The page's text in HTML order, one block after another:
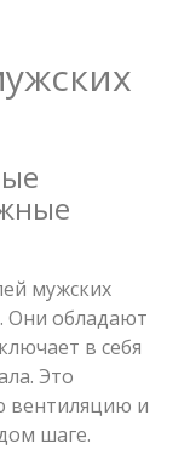
мужских
Они обладают
в себя
Это
вентиляцию и
шаге.